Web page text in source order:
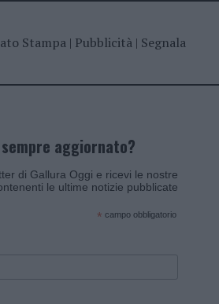
Stampa| Pubblicità| Segnala
aggiornato?
di Gallura Oggi e ricevi le nostre
le ultime notizie pubblicate
* campo obbligatorio